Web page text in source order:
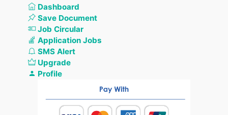
Dashboard
Save Document
Job Circular
Application Jobs
SMS Alert
Upgrade
Profile